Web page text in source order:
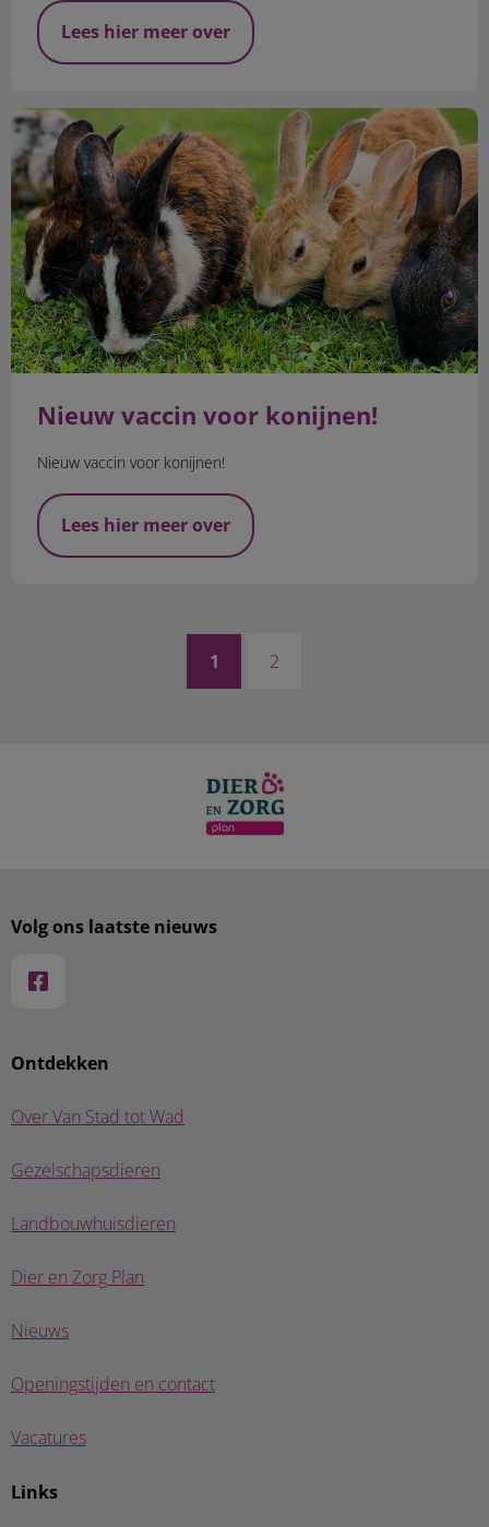
Lees hier meer over
Nieuw vaccin voor konijnen!
Nieuw vaccin voor konijnen!
Nieuw vaccin voor konijnen!
Lees hier meer over
1 2
Ontdekken
Over Van Stad tot Wad
Gezelschapsdieren
Landbouwhuisdieren
Dier en Zorg Plan
Nieuws
Openingstijden en contact
Vacatures
Links
Volg ons laatste nieuws